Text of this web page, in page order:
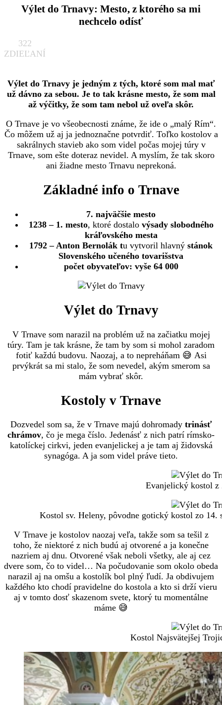
Výlet do Trnavy: Mesto, z ktorého sa mi
nechcelo odísť
322
ZDIEĽANÍ
Výlet do Trnavy je jedným z tých, ktoré som mal mať
už dávno za sebou. Je to tak krásne mesto, že som mal
až výčitky, že som tam nebol už oveľa skôr.
O Trnave je vo všeobecnosti známe, že ide o „malý Rím“.
Čo môžem už aj ja jednoznačne potvrdiť. Toľko kostolov a
sakrálnych stavieb ako som videl počas mojej túry v
Trnave, som ešte doteraz nevidel. A myslím, že tak skoro
ani žiadne mesto Trnavu neprekoná.
Základné info o Trnave
7. najväčšie mesto
1238 – 1. mesto, ktoré dostalo výsady slobodného
kráľovského mesta
1792 – Anton Bernolák tu vytvoril hlavný stánok
Slovenského učeného tovarišstva
počet obyvateľov: vyše 64 000
Výlet do Trnavy
V Trnave som narazil na problém už na začiatku mojej
túry. Tam je tak krásne, že tam by som si mohol zaradom
fotiť každú budovu. Naozaj, a to nepreháňam 😅 Asi
prvýkrát sa mi stalo, že som nevedel, akým smerom sa
mám vybrať skôr.
Kostoly v Trnave
Dozvedel som sa, že v Trnave majú dohromady trinásť
chrámov, čo je mega číslo. Jedenásť z nich patrí rímsko-
katolíckej cirkvi, jeden evanjelickej a je tam aj židovská
synagóga. A ja som videl práve tieto.
Evanjelický kostol z
Kostol sv. Heleny, pôvodne gotický kostol zo
V Trnave je kostolov naozaj veľa, takže som sa tešil z
toho, že niektoré z nich budú aj otvorené a ja konečne
nazriem aj dnu. Otvorené však neboli všetky, ale aj cez
dvere som, čo to videl… Na počudovanie som okolo obeda
narazil aj na omšu a kostolík bol plný ľudí. Ja obdivujem
každého kto chodí pravidelne do kostola a kto si drží vieru
aj v tomto dosť skazenom svete, ktorý tu momentálne
máme 😅
Kostol Najsvätejšej